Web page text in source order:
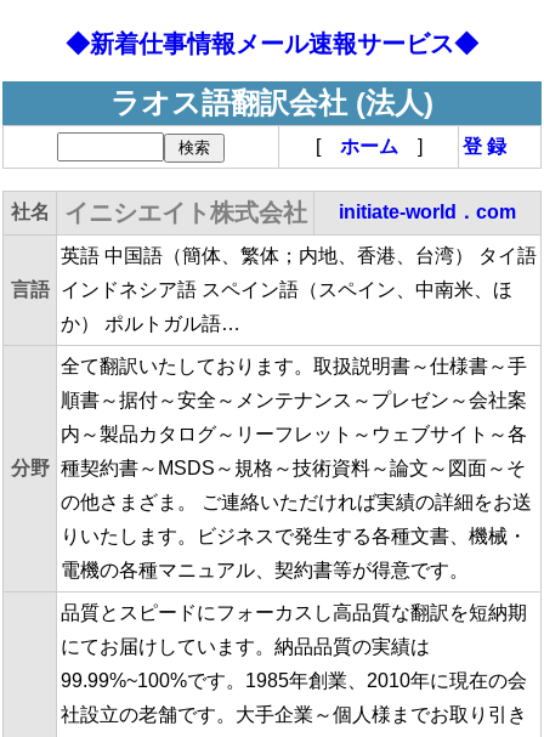
◆新着仕事情報メール速報サービス◆
ラオス語翻訳会社 (法人)
[ ホーム ] 登 録
社名 イニシエイト株式会社 initiate-world．com
言語
英語 中国語（簡体、繁体；内地、香港、台湾） タイ語
インドネシア語 スペイン語（スペイン、中南米、ほ
か） ポルトガル語…
分野
全て翻訳いたしております。取扱説明書～仕様書～手
順書～据付～安全～メンテナンス～プレゼン～会社案
内～製品カタログ～リーフレット～ウェブサイト～各
種契約書～MSDS～規格～技術資料～論文～図面～そ
の他さまざま。 ご連絡いただければ実績の詳細をお送
りいたします。ビジネスで発生する各種文書、機械・
電機の各種マニュアル、契約書等が得意です。
品質とスピードにフォーカスし高品質な翻訳を短納期
にてお届けしています。納品品質の実績は
99.99%~100%です。1985年創業、2010年に現在の会
社設立の老舗です。大手企業～個人様までお取り引き